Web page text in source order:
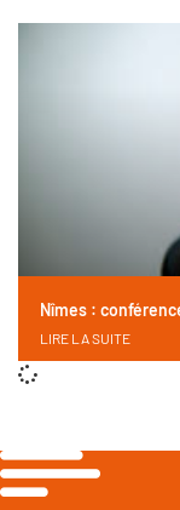
Nîmes :
LIRE LA SUITE